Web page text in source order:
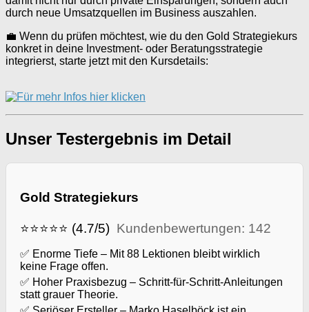
durch neue Umsatzquellen im Business auszahlen.
💼 Wenn du prüfen möchtest, wie du den Gold Strategiekurs
konkret in deine Investment- oder Beratungsstrategie
integrierst, starte jetzt mit den Kursdetails:
Unser Testergebnis im Detail
Gold Strategiekurs
⭐⭐⭐⭐⭐ (4.7/5) Kundenbewertungen: 142
✅ Enorme Tiefe – Mit 88 Lektionen bleibt wirklich
keine Frage offen.
✅ Hoher Praxisbezug – Schritt-für-Schritt-Anleitungen
statt grauer Theorie.